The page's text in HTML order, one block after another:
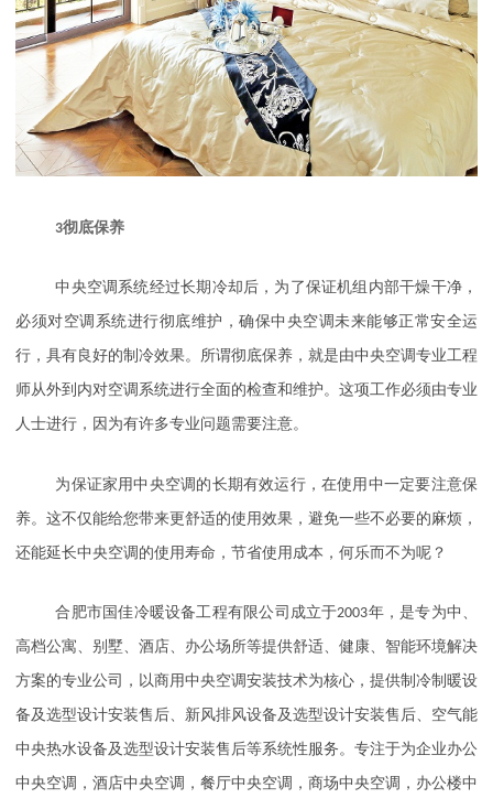
3彻底保养
中央空调系统经过长期冷却后，为了保证机组内部干燥干净，
必须对空调系统进行彻底维护，确保中央空调未来能够正常安全运
行，具有良好的制冷效果。所谓彻底保养，就是由中央空调专业工程
师从外到内对空调系统进行全面的检查和维护。这项工作必须由专业
人士进行，因为有许多专业问题需要注意。
为保证家用中央空调的长期有效运行，在使用中一定要注意保
养。这不仅能给您带来更舒适的使用效果，避免一些不必要的麻烦，
还能延长中央空调的使用寿命，节省使用成本，何乐而不为呢？
合肥市国佳冷暖设备工程有限公司成立于2003年，是专为中、
高档公寓、别墅、酒店、办公场所等提供舒适、健康、智能环境解决
方案的专业公司，以商用中央空调安装技术为核心，提供制冷制暖设
备及选型设计安装售后、新风排风设备及选型设计安装售后、空气能
中央热水设备及选型设计安装售后等系统性服务。专注于为企业办公
中央空调，酒店中央空调，餐厅中央空调，商场中央空调，办公楼中